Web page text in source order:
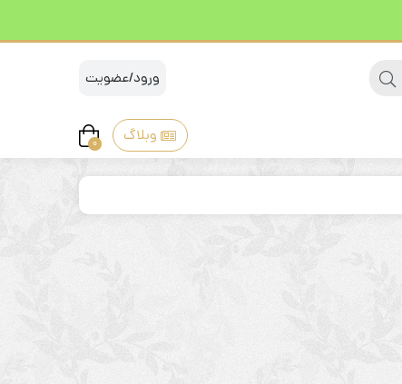
ورود/عضویت
وبلاگ 0